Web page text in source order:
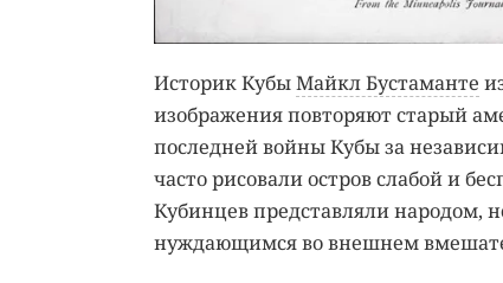
Историк КубыМайкл Бустаманте
изображения повторяют старый
последней войны Кубы за
часто рисовали остров слабой и
Кубинцев представляли народом,
нуждающимся во внешнем